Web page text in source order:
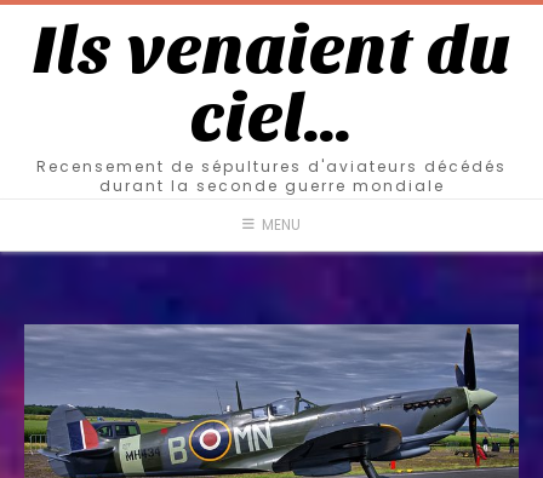
Ils venaient du
ciel…
Recensement de sépultures d'aviateurs décédés
durant la seconde guerre mondiale
MENU